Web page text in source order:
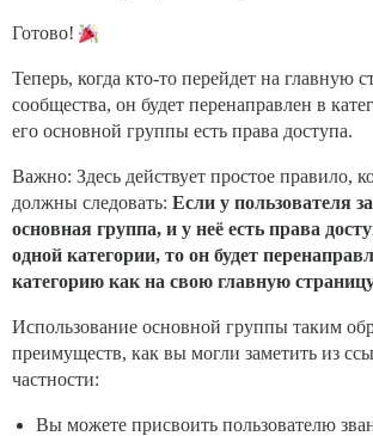
Готово!
Теперь, когда кто-то перейдет на главную
сообщества, он будет перенаправлен в
его основной группы есть права доступа.
Важно: Здесь действует простое правило,
должны следовать: Если у пользователя
основная группа, и у неё есть права
одной категории, то он будет
категорию как на свою главную
Использование основной группы таким
преимуществ, как вы могли заметить из
частности:
Вы можете присвоить пользователю